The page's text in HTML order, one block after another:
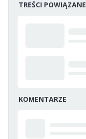
TREŚCI POWIĄZANE
KOMENTARZE